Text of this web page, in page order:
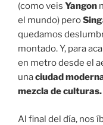
(como veis Yangon
el mundo) pero
quedamos
montado. Y, para
en metro desde el
unaciudad
mezcla de culturas.
Al final del día, nos